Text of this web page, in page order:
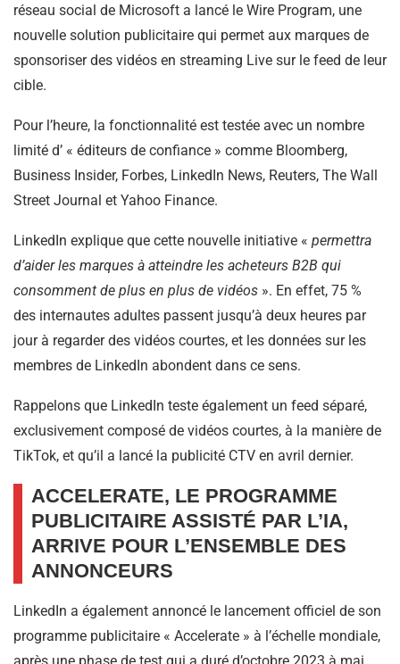
réseau social de Microsoft a lancé le Wire Program, une
nouvelle solution publicitaire qui permet aux marques de
sponsoriser des vidéos en streaming Live sur le feed de leur
cible.
Pour l’heure, la fonctionnalité est testée avec un nombre
limité d’ « éditeurs de confiance » comme Bloomberg,
Business Insider, Forbes, LinkedIn News, Reuters, The Wall
Street Journal et Yahoo Finance.
LinkedIn explique que cette nouvelle initiative « permettra
d’aider les marques à atteindre les acheteurs B2B qui
consomment de plus en plus de vidéos ». En effet, 75 %
des internautes adultes passent jusqu’à deux heures par
jour à regarder des vidéos courtes, et les données sur les
membres de LinkedIn abondent dans ce sens.
Rappelons que LinkedIn teste également un feed séparé,
exclusivement composé de vidéos courtes, à la manière de
TikTok, et qu’il a lancé la publicité CTV en avril dernier.
ACCELERATE, LE PROGRAMME
PUBLICITAIRE ASSISTÉ PAR L’IA,
ARRIVE POUR L’ENSEMBLE DES
ANNONCEURS
LinkedIn a également annoncé le lancement officiel de son
programme publicitaire « Accelerate » à l’échelle mondiale,